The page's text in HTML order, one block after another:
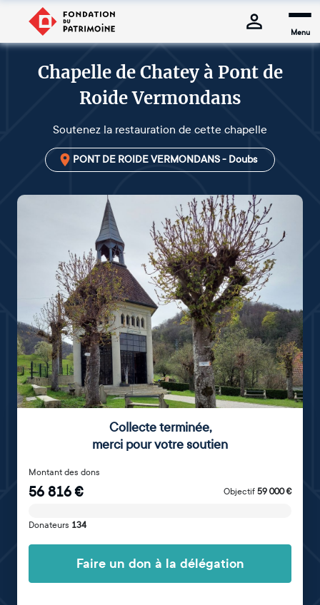
Menu
Chapelle de Chatey à Pont de
Roide Vermondans
Soutenez la restauration de cette chapelle
PONT DE ROIDE VERMONDANS - Doubs
Collecte terminée,
merci pour votre soutien
Montant des dons
56 816€ Objectif 59 000€
Donateurs 134
Faire un don à la délégation